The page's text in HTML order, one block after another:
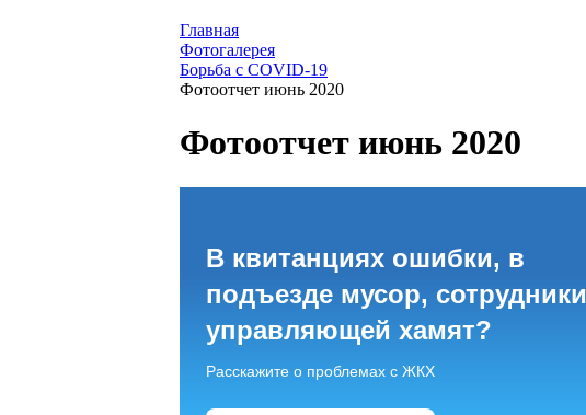
Главная
Фотогалерея
Борьба с COVID-19
Фотоотчет июнь 2020
Фотоотчет июнь 2020
В квитанциях ошибки, в
подъезде мусор, сотрудники
управляющей хамят?
Расскажите о проблемах с ЖКХ